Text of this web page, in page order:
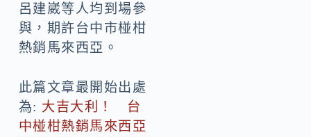
呂建崴等人均到場參
與，期許台中市椪柑
熱銷馬來西亞。
此篇文章最開始出處
為: 大吉大利！ 台
中椪柑熱銷馬來西亞